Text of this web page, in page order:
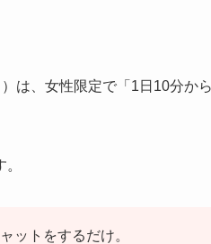
は、女性限定で「1日10分か
ットをするだけ。